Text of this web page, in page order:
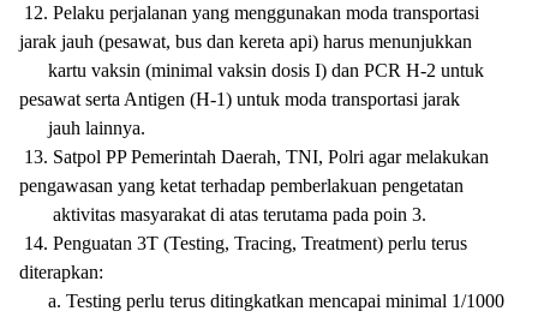
12. Pelaku perjalanan yang menggunakan moda transportasi
jarak jauh (pesawat, bus dan kereta api) harus menunjukkan
kartu vaksin (minimal vaksin dosis I) dan PCR H-2 untuk
pesawat serta Antigen (H-1) untuk moda transportasi jarak
jauh lainnya.
13. Satpol PP Pemerintah Daerah, TNI, Polri agar melakukan
pengawasan yang ketat terhadap pemberlakuan pengetatan
aktivitas masyarakat di atas terutama pada poin 3.
14. Penguatan 3T (Testing, Tracing, Treatment) perlu terus
diterapkan:
a. Testing perlu terus ditingkatkan mencapai minimal 1/1000